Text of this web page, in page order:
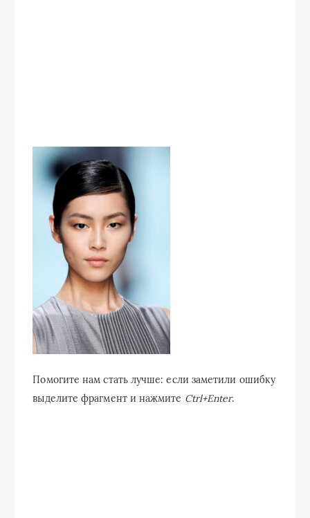
Помогите нам стать лучше: если заметили ошибку
выделите фрагмент и нажмите Ctrl+Enter.